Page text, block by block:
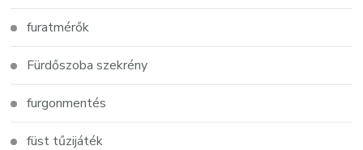
furatmérők
Fürdőszoba szekrény
furgonmentés
füst tűzijáték